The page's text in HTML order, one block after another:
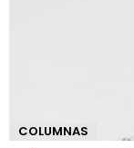
COLUMNAS